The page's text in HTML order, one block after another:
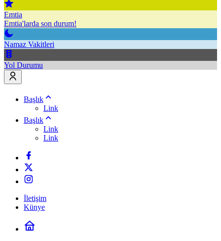
Emtia
Emtia'larda son durum!
Namaz Vakitleri
Yol Durumu
Başlık
Link
Başlık
Link
Link
İletişim
Künye